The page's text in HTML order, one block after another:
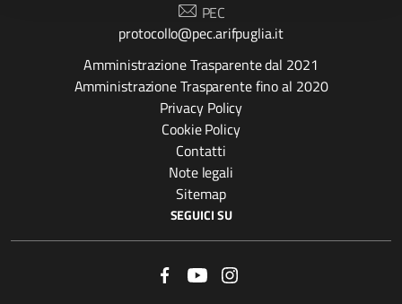
SEGUICI SU
PEC
protocollo@pec.arifpuglia.it
Amministrazione Trasparente dal 2021
Amministrazione Trasparente fino al 2020
Privacy Policy
Cookie Policy
Contatti
Note legali
Sitemap